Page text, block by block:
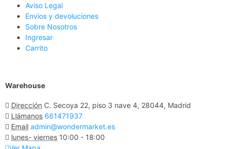
Aviso Legal
Envios y devoluciones
Sobre Nosotros
Ingresar
Carrito
Warehouse
Dirección C. Secoya 22, piso 3 nave 4, 28044, Madrid
Llámanos 661471937
Email admin@wondermarket.es
lunes- viernes 10:00 - 18:00